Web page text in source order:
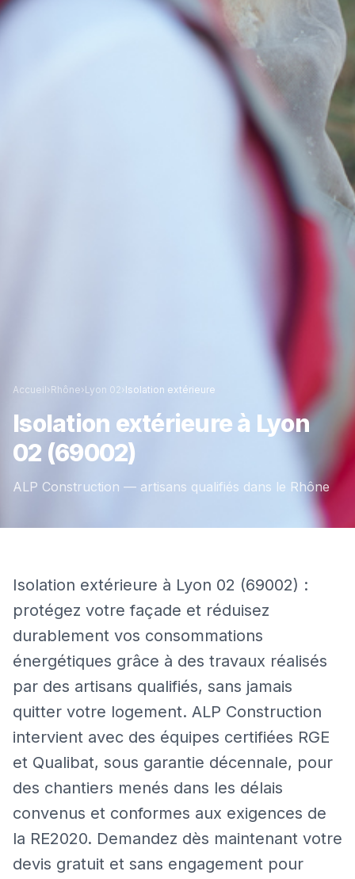
Accueil›Rhône›Lyon 02› Isolation extérieure
Isolation extérieureà Lyon
02 (69002)
ALP Construction — artisans qualifiés dans le Rhône
Isolation extérieure à Lyon 02 (69002) :
protégez votre façade et réduisez
durablement vos consommations
énergétiques grâce à des travaux réalisés
par des artisans qualifiés, sans jamais
quitter votre logement. ALP Construction
intervient avec des équipes certifiées RGE
et Qualibat, sous garantie décennale, pour
des chantiers menés dans les délais
convenus et conformes aux exigences de
la RE2020. Demandez dès maintenant votre
devis gratuit et sans engagement pour